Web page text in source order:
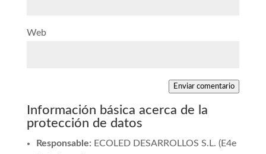
Web
Enviar comentario
Información básica acerca de la
protección de datos
Responsable: ECOLED DESARROLLOS S.L. (E4e